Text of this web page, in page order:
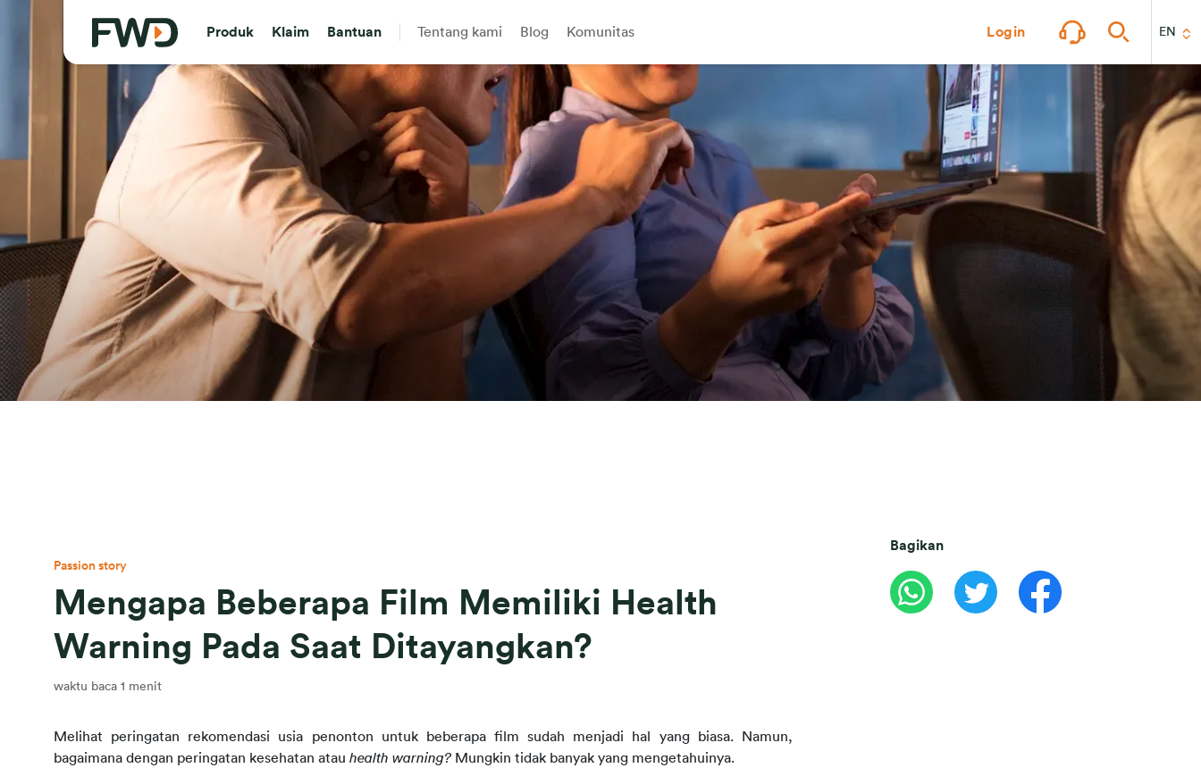
Produk Klaim Bantuan Tentang kami Blog Komunitas Login EN
Passion story
Mengapa Beberapa Film Memiliki Health
Warning Pada Saat Ditayangkan?
waktu baca 1 menit
Melihat peringatan rekomendasi usia penonton untuk beberapa film sudah menjadi hal yang biasa. Namun,
bagaimana dengan peringatan kesehatan atau health warning? Mungkin tidak banyak yang mengetahuinya.
Bagikan